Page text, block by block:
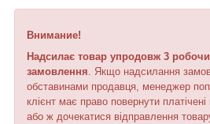
Внимание!
Надсилає товар упродовж 3
замовлення. Якщо надсилання
обставинами продавця, менеджер
клієнт має право повернути
або ж дочекатися відправлення